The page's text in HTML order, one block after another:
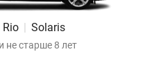
Rio | Solaris
не старше 8 лет